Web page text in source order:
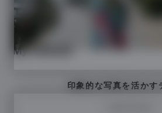
印象的な写真を活かす